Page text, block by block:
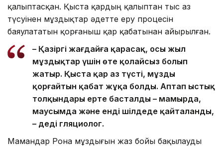
қалыптасқан. Қыста қардың қалыптан тыс аз
түсуінен мұздықтар әдетте еру процесін
баяулататын қорғаныш қар қабатынан айырылған.
– Қазіргі жағдайға қарасақ, осы жыл
мұздықтар үшін өте қолайсыз болып
жатыр. Қыста қар аз түсті, мұзды
қорғайтын қабат жұқа болды. Аптап ыстық
толқындары ерте басталды – мамырда,
маусымда және енді шілдеде қайталанды,
– деді гляциолог.
Мамандар Рона мұздығын жаз бойы бақылауды